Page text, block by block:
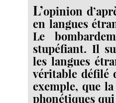
L’opinion
en langues
Le
stupéfiant. Il
les langues
véritable défilé
exemple, que
phonétiques